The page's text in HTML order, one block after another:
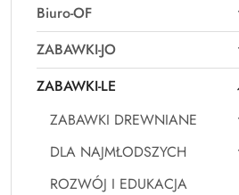
Biuro-OF
ZABAWKI-JO
ZABAWKI-LE
ZABAWKI DREWNIANE
DLA NAJMŁODSZYCH
ROZWÓJ I EDUKACJA